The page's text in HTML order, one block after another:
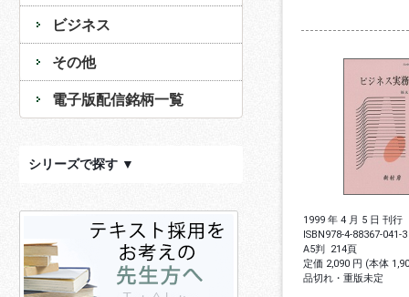
ビジネス
その他
電子版配信銘柄一覧
シリーズで探す ▼
1999 年 4 月 5 日 刊行
ISBN978-4-88367-041-3
A5判 214頁
定価 2,090 円 (本体
品切れ・重版未定